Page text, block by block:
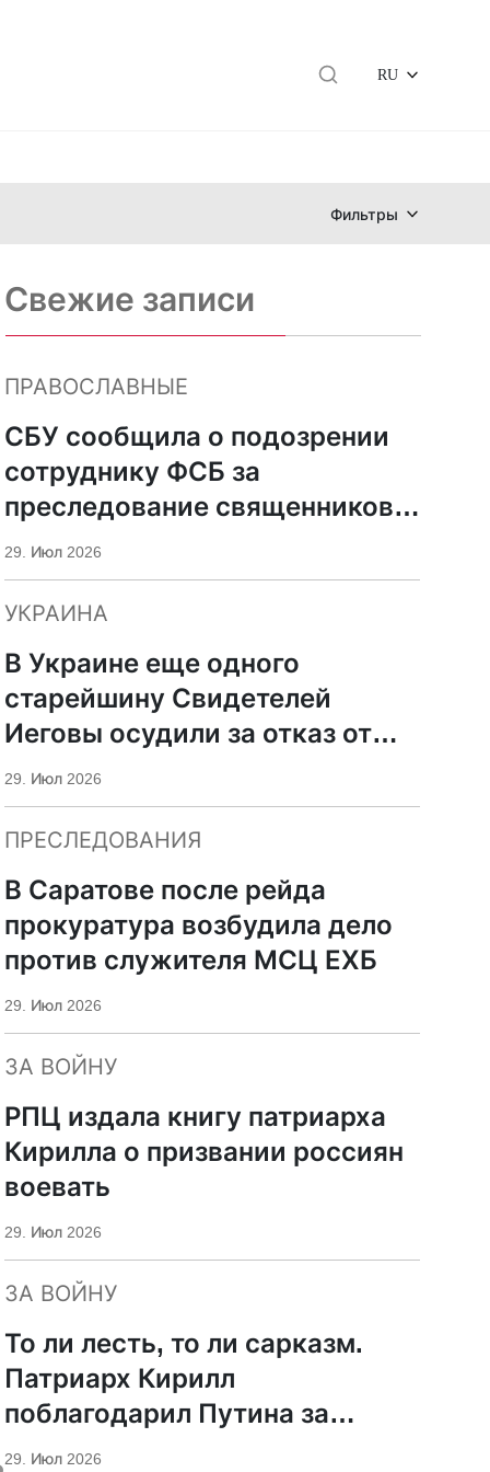
RU
Фильтры
Свежие записи
ПРАВОСЛАВНЫЕ
СБУ сообщила о подозрении
сотруднику ФСБ за
преследование священников
ПЦУ
29. Июл 2026
УКРАИНА
В Украине еще одного
старейшину Свидетелей
Иеговы осудили за отказ от
мобилизации
29. Июл 2026
ПРЕСЛЕДОВАНИЯ
В Саратове после рейда
прокуратура возбудила дело
против служителя МСЦ ЕХБ
29. Июл 2026
ЗА ВОЙНУ
РПЦ издала книгу патриарха
Кирилла о призвании россиян
воевать
29. Июл 2026
ЗА ВОЙНУ
То ли лесть, то ли сарказм.
Патриарх Кирилл
поблагодарил Путина за
защиту суверенитета и
29. Июл 2026